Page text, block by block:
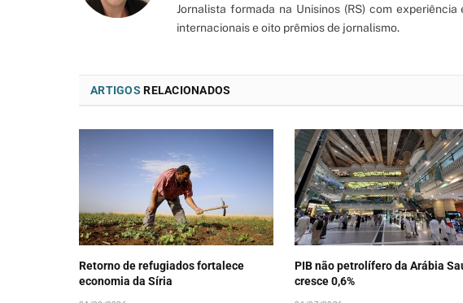
Jornalista formada na Unisinos (RS) com
internacionais e oito prêmios de jornalismo.
ARTIGOS RELACIONADOS
Retorno de refugiados fortalece
economia da Síria
PIB não petrolífero da Arábia
cresce 0,6%